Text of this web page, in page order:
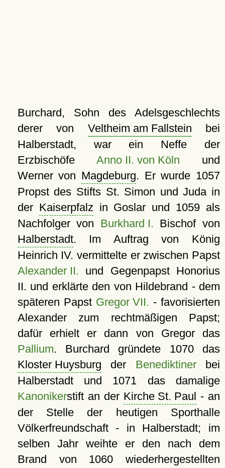
Burchard, Sohn des Adelsgeschlechts
derer von Veltheim am Fallstein bei
Halberstadt, war ein Neffe der
ErzbischöfeAnno II. von Köln und
Werner von Magdeburg. Er wurde 1057
Propst des Stifts St. Simon und Juda in
der Kaiserpfalz in Goslar und 1059 als
Nachfolger von Burkhard I. Bischof von
Halberstadt. Im Auftrag von König
Heinrich IV. vermittelte er zwischen Papst
Alexander II. und Gegenpapst Honorius
II. und erklärte den von Hildebrand - dem
späteren Papst Gregor VII. - favorisierten
Alexander zum rechtmäßigen Papst;
dafür erhielt er dann von Gregor das
Pallium. Burchard gründete 1070 das
Kloster Huysburg der Benediktinerbei
Halberstadt und 1071 das damalige
Kanonikerstift an der Kirche St. Paul - an
der Stelle der heutigen Sporthalle
Völkerfreundschaft - in Halberstadt; im
selben Jahr weihte er den nach dem
Brand von 1060 wiederhergestellten